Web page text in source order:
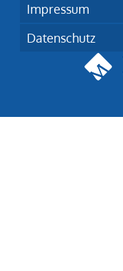
Impressum
Datenschutz